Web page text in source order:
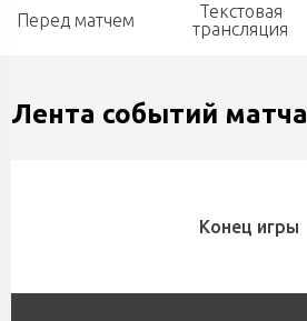
Перед матчем
Текстовая
трансляция
Лента событий матча
Конец игры